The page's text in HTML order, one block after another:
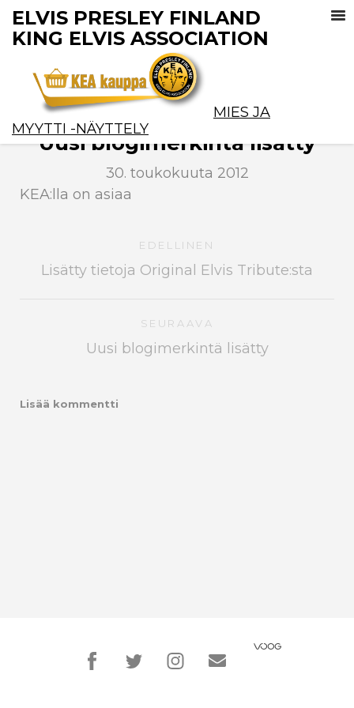
ELVIS PRESLEY FINLAND
KING ELVIS ASSOCIATION
MIES JA
MYYTTI -NÄYTTELY
Uusi blogimerkintä lisätty
30. toukokuuta 2012
KEA:lla on asiaa
EDELLINEN
Lisätty tietoja Original Elvis Tribute:sta
SEURAAVA
Uusi blogimerkintä lisätty
Lisää kommentti